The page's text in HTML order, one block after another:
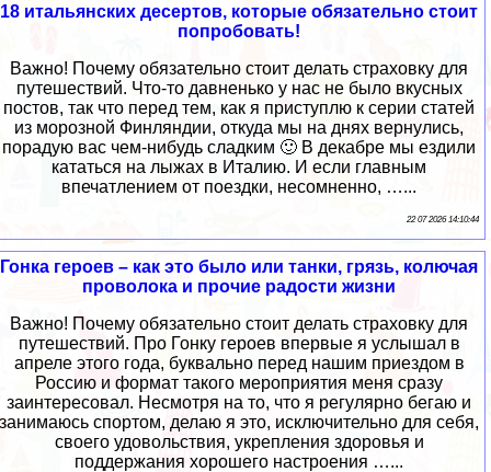
18 итальянских десертов, которые обязательно стоит
попробовать!
Важно! Почему обязательно стоит делать страховку для
путешествий. Что-то давненько у нас не было вкусных
постов, так что перед тем, как я приступлю к серии статей
из морозной Финляндии, откуда мы на днях вернулись,
порадую вас чем-нибудь сладким 🙂 В декабре мы ездили
кататься на лыжах в Италию. И если главным
впечатлением от поездки, несомненно, …...
22 07 2026 14:10:44
Гонка героев – как это было или танки, грязь, колючая
проволока и прочие радости жизни
Важно! Почему обязательно стоит делать страховку для
путешествий. Про Гонку героев впервые я услышал в
апреле этого года, буквально перед нашим приездом в
Россию и формат такого мероприятия меня сразу
заинтересовал. Несмотря на то, что я регулярно бегаю и
занимаюсь спортом, делаю я это, исключительно для себя,
своего удовольствия, укрепления здоровья и
поддержания хорошего настроения …...